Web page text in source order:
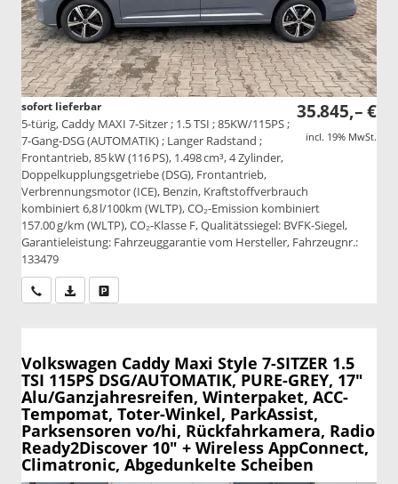
35.845,– €
incl. 19% MwSt.
sofort lieferbar
5-türig, Caddy MAXI 7-Sitzer ; 1.5 TSI ; 85KW/115PS ;
7-Gang-DSG (AUTOMATIK) ; Langer Radstand ;
Frontantrieb, 85 kW (116 PS), 1.498 cm³, 4 Zylinder,
Doppelkupplungsgetriebe (DSG), Frontantrieb,
Verbrennungsmotor (ICE), Benzin, Kraftstoffverbrauch
kombiniert 6,8 l/100km (WLTP), CO₂-Emission kombiniert
157.00 g/km (WLTP), CO₂-Klasse F, Qualitätssiegel: BVFK-Siegel,
Garantieleistung: Fahrzeuggarantie vom Hersteller, Fahrzeugnr.:
133479
Wir rufen Sie anPDF-Datei, Fahrzeugexposé drucken
Volkswagen Caddy Maxi Style 7-SITZER 1.5
TSI 115PS DSG/AUTOMATIK, PURE-GREY, 17"
Alu/Ganzjahresreifen, Winterpaket, ACC-
Tempomat, Toter-Winkel, ParkAssist,
Parksensoren vo/hi, Rückfahrkamera, Radio
Ready2Discover 10" + Wireless AppConnect,
Climatronic, Abgedunkelte Scheiben